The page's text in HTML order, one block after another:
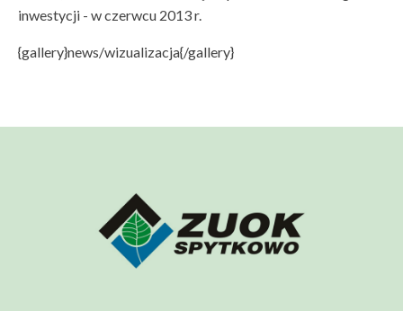
inwestycji - w czerwcu 2013 r.
{gallery}news/wizualizacja{/gallery}